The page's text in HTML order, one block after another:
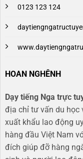
0123 123 124
HOAN NGHÊNH
Dạy tiếng Nga trực
địa chỉ tư vấn du học
xuất khẩu lao động
hàng đầu Việt Nam
đích giúp đỡ hàng